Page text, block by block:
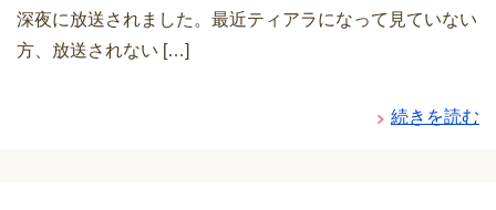
深夜に放送されました。最近ティアラになって見ていない
方、放送されない […]
続きを読む